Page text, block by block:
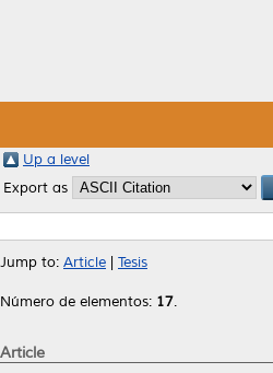
Up a level
Export as
Jump to: Article Tesis
Número de elementos: 17.
Article